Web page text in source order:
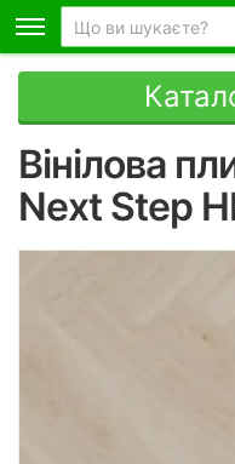
Вінілова
Next Step